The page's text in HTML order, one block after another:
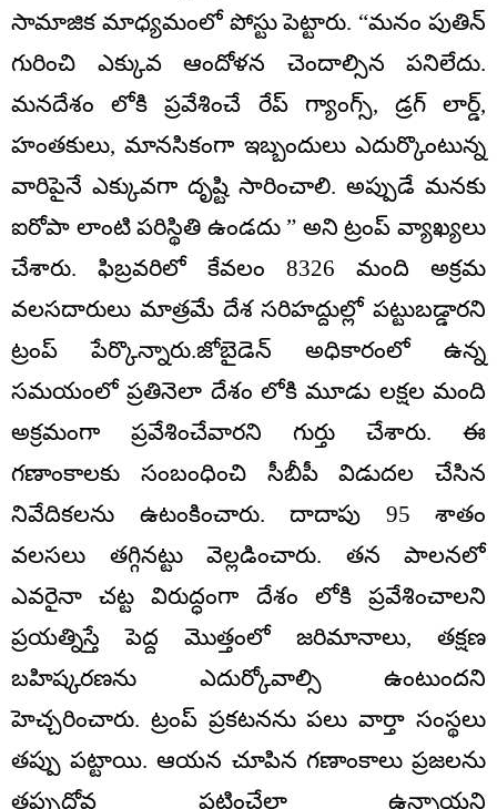
సామాజిక మాధ్యమంలో పోస్టు పెట్టారు. “మనం పుతిన్
గురించి ఎక్కువ ఆందోళన చెందాల్సిన పనిలేదు.
మనదేశం లోకి ప్రవేశించే రేప్ గ్యాంగ్స్, డ్రగ్ లార్డ్,
హంతకులు, మానసికంగా ఇబ్బందులు ఎదుర్కొంటున్న
వారిపైనే ఎక్కువగా దృష్టి సారించాలి. అప్పుడే మనకు
ఐరోపా లాంటి పరిస్థితి ఉండదు ” అని ట్రంప్ వ్యాఖ్యలు
చేశారు. ఫిబ్రవరిలో కేవలం 8326 మంది అక్రమ
వలసదారులు మాత్రమే దేశ సరిహద్దుల్లో పట్టుబడ్డారని
ట్రంప్ పేర్కొన్నారు.జోబైడెన్ అధికారంలో ఉన్న
సమయంలో ప్రతినెలా దేశం లోకి మూడు లక్షల మంది
అక్రమంగా ప్రవేశించేవారని గుర్తు చేశారు. ఈ
గణాంకాలకు సంబంధించి సీబీపీ విడుదల చేసిన
నివేదికలను ఉటంకించారు. దాదాపు 95 శాతం
వలసలు తగ్గినట్టు వెల్లడించారు. తన పాలనలో
ఎవరైనా చట్ట విరుద్ధంగా దేశం లోకి ప్రవేశించాలని
ప్రయత్నిస్తే పెద్ద మొత్తంలో జరిమానాలు, తక్షణ
బహిష్కరణను ఎదుర్కోవాల్సి ఉంటుందని
హెచ్చరించారు. ట్రంప్ ప్రకటనను పలు వార్తా సంస్థలు
తప్పు పట్టాయి. ఆయన చూపిన గణాంకాలు ప్రజలను
తప్పుదోవ పట్టించేలా ఉన్నాయని